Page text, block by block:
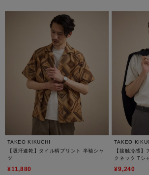
TAKEO KIKUCHI
【吸汗速乾】タイル柄プリント 半袖シャ
ツ
¥11,880
TAKEO
【接触冷感】
クネック Tシ
¥9,240